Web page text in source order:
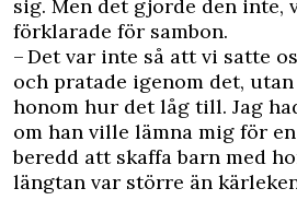
sig. Men det gjorde den inte,
förklarade för sambon.
– Det var inte så att vi satte
och pratade igenom det,
honom hur det låg till. Jag
om han ville lämna mig för
beredd att skaffa barn med
längtan var större än